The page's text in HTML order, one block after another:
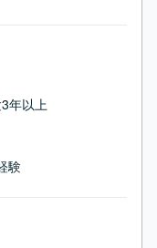
年以上
験